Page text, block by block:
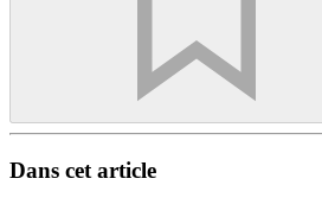
Dans cet article